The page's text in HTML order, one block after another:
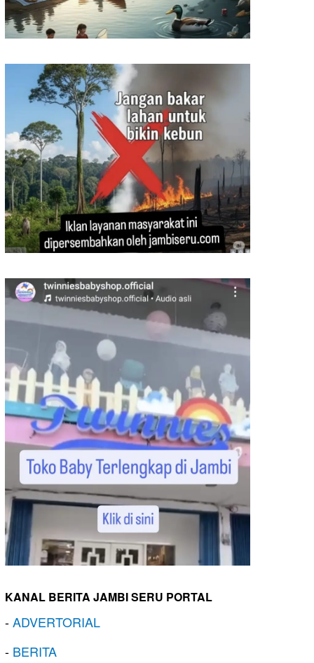
KANAL BERITA JAMBI SERU PORTAL
-ADVERTORIAL
- BERITA